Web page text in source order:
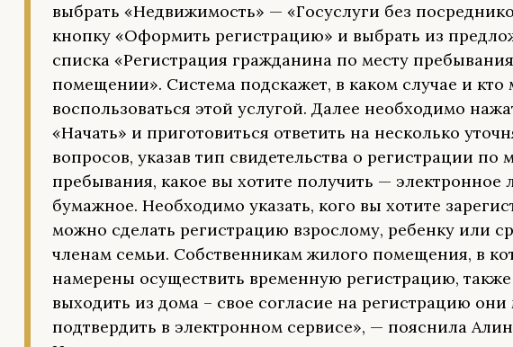
выбрать «Недвижимость» — «Госуслуги без
кнопку «Оформить регистрацию» и выбрать из
списка «Регистрация гражданина по месту
помещении». Система подскажет, в каком случае и кто
воспользоваться этой услугой. Далее необходимо
«Начать» и приготовиться ответить на несколько
вопросов, указав тип свидетельства о регистрации по
пребывания, какое вы хотите получить — электронное
бумажное. Необходимо указать, кого вы хотите
можно сделать регистрацию взрослому, ребенку или
членам семьи. Собственникам жилого помещения, в
намерены осуществить временную регистрацию,
выходить из дома – свое согласие на регистрацию они
подтвердить в электронном сервисе», — пояснила